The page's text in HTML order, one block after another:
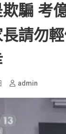
騙 考
請勿
admin